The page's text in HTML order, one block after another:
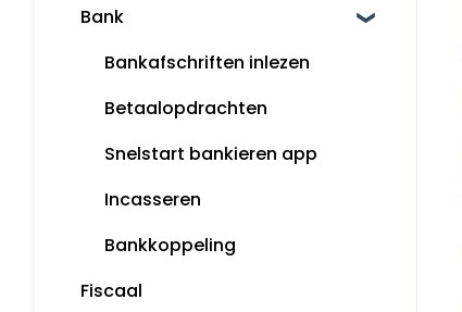
Margeregeling
Overzichten
Rapportages
Artikelbeheer
Administratiebeheer
Gebruikers en rechten
Mijn Snelstart
Bank
Bankafschriften inlezen
Betaalopdrachten
Snelstart bankieren app
Incasseren
Bankkoppeling
Fiscaal